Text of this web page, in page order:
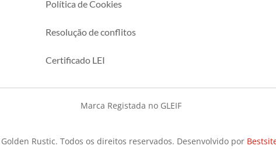
Política de Cookies
Resolução de conflitos
Certificado LEI
Marca Registada no GLEIF
Rustic. Todos os direitos reservados. Desenvolvido por